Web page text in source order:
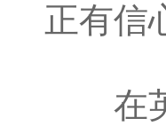
正有信
在英